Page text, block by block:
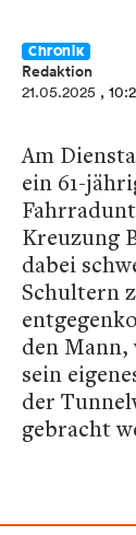
Chronik
Redaktion
21.05.2025 ,
Am
ein 61-
Kreuzung
dabei
Schultern
den
sein
der
gebracht